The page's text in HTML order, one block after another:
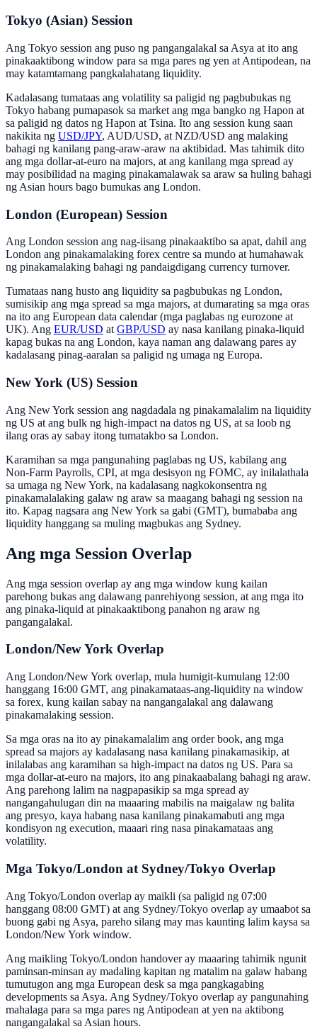
Tokyo (Asian) Session
Ang Tokyo session ang puso ng pangangalakal sa Asya at ito ang
pinakaaktibong window para sa mga pares ng yen at Antipodean, na
may katamtamang pangkalahatang liquidity.
Kadalasang tumataas ang volatility sa paligid ng pagbubukas ng
Tokyo habang pumapasok sa market ang mga bangko ng Hapon at
sa paligid ng datos ng Hapon at Tsina. Ito ang session kung saan
nakikita ng USD/JPY, AUD/USD, at NZD/USD ang malaking
bahagi ng kanilang pang-araw-araw na aktibidad. Mas tahimik dito
ang mga dollar-at-euro na majors, at ang kanilang mga spread ay
may posibilidad na maging pinakamalawak sa araw sa huling bahagi
ng Asian hours bago bumukas ang London.
London (European) Session
Ang London session ang nag-iisang pinakaaktibo sa apat, dahil ang
London ang pinakamalaking forex centre sa mundo at humahawak
ng pinakamalaking bahagi ng pandaigdigang currency turnover.
Tumataas nang husto ang liquidity sa pagbubukas ng London,
sumisikip ang mga spread sa mga majors, at dumarating sa mga oras
na ito ang European data calendar (mga paglabas ng eurozone at
UK). Ang EUR/USD atGBP/USD ay nasa kanilang pinaka-liquid
kapag bukas na ang London, kaya naman ang dalawang pares ay
kadalasang pinag-aaralan sa paligid ng umaga ng Europa.
New York (US) Session
Ang New York session ang nagdadala ng pinakamalalim na liquidity
ng US at ang bulk ng high-impact na datos ng US, at sa loob ng
ilang oras ay sabay itong tumatakbo sa London.
Karamihan sa mga pangunahing paglabas ng US, kabilang ang
Non-Farm Payrolls, CPI, at mga desisyon ng FOMC, ay inilalathala
sa umaga ng New York, na kadalasang nagkokonsentra ng
pinakamalalaking galaw ng araw sa maagang bahagi ng session na
ito. Kapag nagsara ang New York sa gabi (GMT), bumababa ang
liquidity hanggang sa muling magbukas ang Sydney.
Ang mga Session Overlap
Ang mga session overlap ay ang mga window kung kailan
parehong bukas ang dalawang panrehiyong session, at ang mga ito
ang pinaka-liquid at pinakaaktibong panahon ng araw ng
pangangalakal.
London/New York Overlap
Ang London/New York overlap, mula humigit-kumulang 12:00
hanggang 16:00 GMT, ang pinakamataas-ang-liquidity na window
sa forex, kung kailan sabay na nangangalakal ang dalawang
pinakamalaking session.
Sa mga oras na ito ay pinakamalalim ang order book, ang mga
spread sa majors ay kadalasang nasa kanilang pinakamasikip, at
inilalabas ang karamihan sa high-impact na datos ng US. Para sa
mga dollar-at-euro na majors, ito ang pinakaabalang bahagi ng araw.
Ang parehong lalim na nagpapasikip sa mga spread ay
nangangahulugan din na maaaring mabilis na maigalaw ng balita
ang presyo, kaya habang nasa kanilang pinakamabuti ang mga
kondisyon ng execution, maaari ring nasa pinakamataas ang
volatility.
Mga Tokyo/London at Sydney/Tokyo Overlap
Ang Tokyo/London overlap ay maikli (sa paligid ng 07:00
hanggang 08:00 GMT) at ang Sydney/Tokyo overlap ay umaabot sa
buong gabi ng Asya, pareho silang may mas kaunting lalim kaysa sa
London/New York window.
Ang maikling Tokyo/London handover ay maaaring tahimik ngunit
paminsan-minsan ay madaling kapitan ng matalim na galaw habang
tumutugon ang mga European desk sa mga pangkagabing
developments sa Asya. Ang Sydney/Tokyo overlap ay pangunahing
mahalaga para sa mga pares ng Antipodean at yen na aktibong
nangangalakal sa Asian hours.